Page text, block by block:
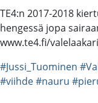
TE4:n 2017-2018
hengessä jopa
www.te4.fi/valelaakari
#Jussi_Tuominen
#viihde#nauru